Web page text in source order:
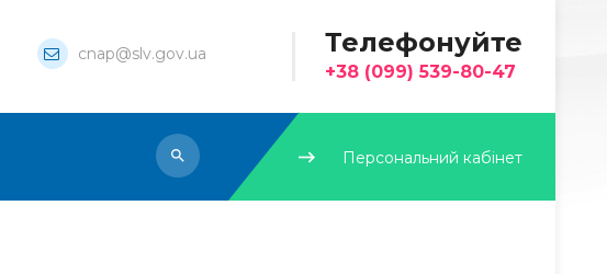
cnap@slv.gov.ua Телефонуйте
+38 (099) 539-80-47
Персональний кабінет